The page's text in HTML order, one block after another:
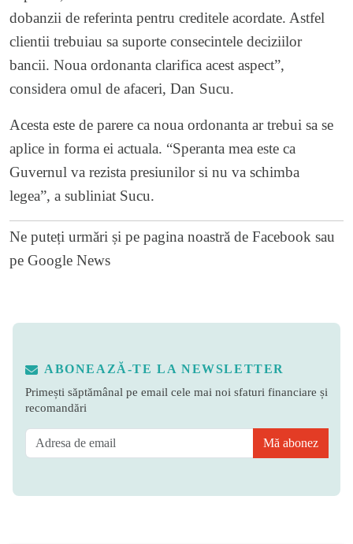
dobanzii de referinta pentru creditele acordate. Astfel
clientii trebuiau sa suporte consecintele deciziilor
bancii. Noua ordonanta clarifica acest aspect”,
considera omul de afaceri, Dan Sucu.
Acesta este de parere ca noua ordonanta ar trebui sa se
aplice in forma ei actuala. “Speranta mea este ca
Guvernul va rezista presiunilor si nu va schimba
legea”, a subliniat Sucu.
Ne puteți urmări și pe pagina noastră de Facebook sau
pe Google News
ABONEAZĂ-TE LA NEWSLETTER
Primești săptămânal pe email cele mai noi sfaturi financiare și
recomandări
Mă abonez